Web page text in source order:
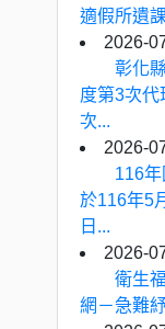
適假所遺
2026-
彰化
度第3次代
次...
2026-
116
於116年5
日...
2026-
衛生
網－急難